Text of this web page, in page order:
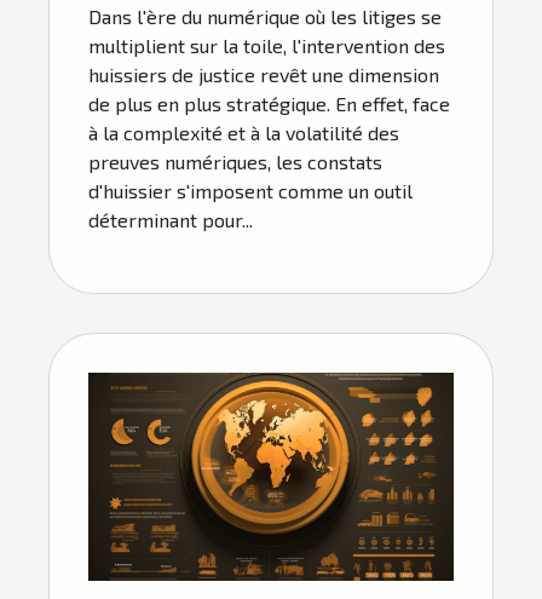
Dans l'ère du numérique où les litiges se
multiplient sur la toile, l'intervention des
huissiers de justice revêt une dimension
de plus en plus stratégique. En effet, face
à la complexité et à la volatilité des
preuves numériques, les constats
d'huissier s'imposent comme un outil
déterminant pour...